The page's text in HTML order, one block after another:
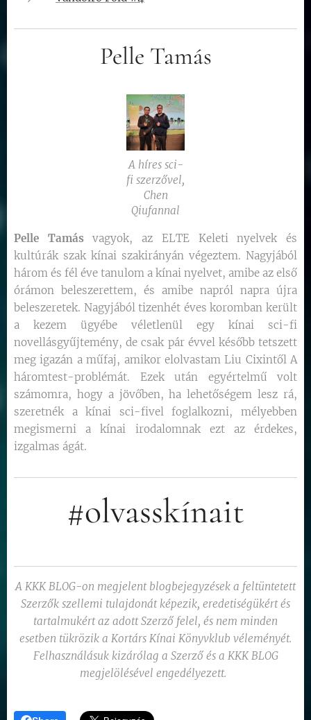
Pelle Tamás
A híres sci-
fi szerzővel,
Chen
Qiufannal
Pelle Tamásvagyok, az ELTE Keleti nyelvek és
kultúrák szak kínai szakirányán végeztem. Nagyjából
három és fél éve tanulom a kínai nyelvet, amibe az első
órámon beleszerettem, és amibe napról napra újra
beleszeretek. Nagyjából tizenhét éves koromban került
a kezem ügyébe véletlenül egy kínai sci-fi
novellásgyűjtemény, de csak pár évvel később tetszett
meg igazán a műfaj, amikor elolvastam Liu Cixintől A
háromtest-problémát. Ezek után egyértelmű volt
számomra, hogy a jövőben, ha lehetőségem lesz rá,
szeretnék a kínai sci-fivel foglalkozni, mélyebben
megismerni a kínai irodalomnak ezt az érdekes,
izgalmas ágát.
#olvasskínait
A KKK BLOG-on megjelent blogbejegyzések a feltüntetett
Szerzők szellemi tulajdonát képezik, eredetiségükért és
tartalmukért az adott Szerző felel, és nem minden
esetben tükrözik a Kortárs Kínai Könyvklub véleményét.
Felhasználásuk kizárólag a Szerző és a KKK BLOG
megjelölésével engedélyezett.